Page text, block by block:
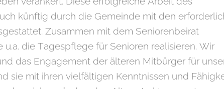
künftig durch die Gemeinde mit den
Zusammen mit dem Seniorenbeirat
die Tagespflege für Senioren realisieren. Wir
das Engagement der älteren Mitbürger für
sie mit ihren vielfältigen Kenntnissen und